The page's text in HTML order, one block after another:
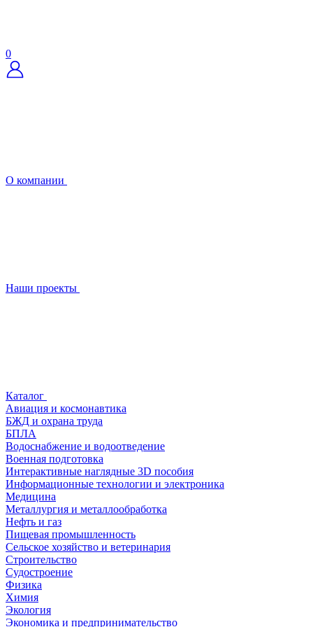
0
О компании
Наши проекты
Каталог
Авиация и космонавтика
БЖД и охрана труда
БПЛА
Водоснабжение и водоотведение
Военная подготовка
Интерактивные наглядные 3D пособия
Информационные технологии и электроника
Медицина
Металлургия и металлообработка
Нефть и газ
Пищевая промышленность
Сельское хозяйство и ветеринария
Строительство
Судостроение
Физика
Химия
Экология
Экономика и предпринимательство